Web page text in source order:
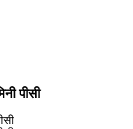
पीसी